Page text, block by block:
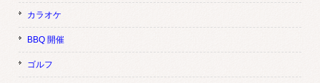
カラオケ
BBQ 開催
ゴルフ